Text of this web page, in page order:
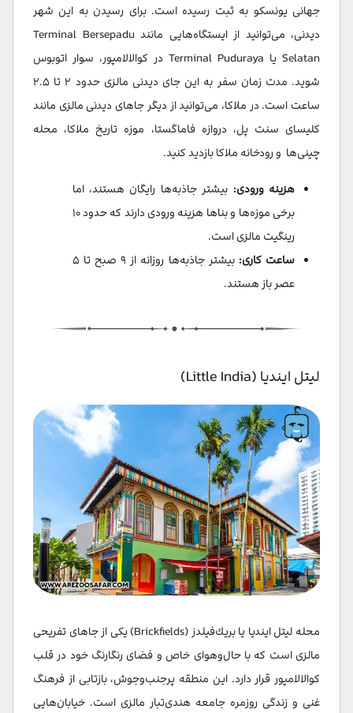
جهانی یونسکو به ثبت رسیده است. برای رسیدن به این شهر
دیدنی، می‌توانید از ایستگاه‌هایی مانند Terminal Bersepadu
Selatan یا Terminal Puduraya در کوالالامپور، سوار اتوبوس‌
شوید. مدت زمان سفر به این جای دیدنی مالزی حدود ۲ تا ۲.۵
ساعت است. در ملاکا، می‌توانید از دیگر جاهای دیدنی مالزی مانند
کلیسای سنت پل، دروازه فاماگستا، موزه تاریخ ملاکا، محله
چینی‌ها و رودخانه ملاکا بازدید کنید.
هزینه ورودی: بیشتر جاذبه‌ها رایگان هستند، اما
برخی موزه‌ها و بناها هزینه ورودی دارند که حدود ۱۰
رینگیت مالزی است.
ساعت کاری:
بیشتر جاذبه‌ها روزانه از ۹ صبح تا ۵
عصر باز هستند.
لیتل ایندیا (Little India)
محله لیتل ایندیا یا بریك‌فیلدز (Brickfields) یکی از جاهای تفریحی
مالزی است که با حال‌وهوای خاص و فضای رنگارنگ خود در قلب
کوالالامپور قرار دارد. این منطقه پرجنب‌وجوش، بازتابی از فرهنگ
غنی و زندگی روزمره جامعه هندی‌تبار مالزی است. خیابان‌هایی